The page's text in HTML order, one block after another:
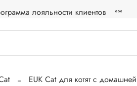
лояльности клиентов
EUK Cat для котят с